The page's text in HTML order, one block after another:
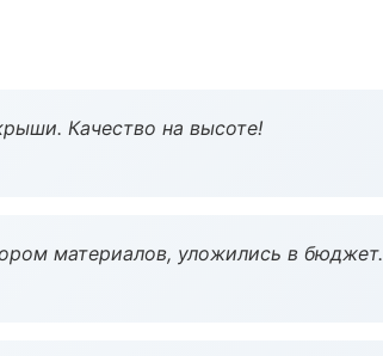
Качество на высоте!
материалов, уложились в бюджет.